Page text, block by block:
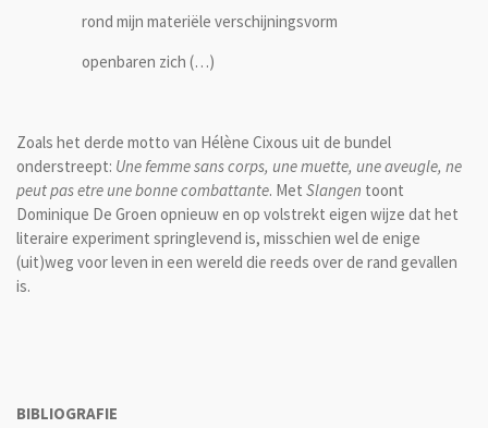
rond mijn materiële verschijningsvorm
openbaren zich (…)
Zoals het derde motto van Hélène Cixous uit de bundel
onderstreept: Une femme sans corps, une muette, une aveugle, ne
peut pas etre une bonne combattante. Met Slangen toont
Dominique De Groen opnieuw en op volstrekt eigen wijze dat het
literaire experiment springlevend is, misschien wel de enige
(uit)weg voor leven in een wereld die reeds over de rand gevallen
is.
BIBLIOGRAFIE